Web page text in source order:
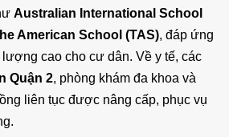
Australian International School
American School (TAS), đáp ứng
cao cho cư dân. Về y tế, các
Quận 2, phòng khám đa khoa và
liên tục được nâng cấp, phục vụ